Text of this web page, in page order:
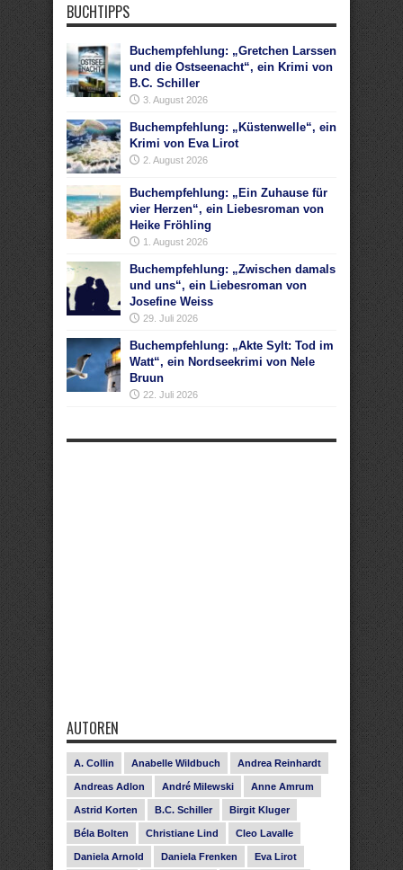
BUCHTIPPS
Buchempfehlung: „Gretchen Larssen
und die Ostseenacht“, ein Krimi von
B.C. Schiller
3. August 2026
Buchempfehlung: „Küstenwelle“, ein
Krimi von Eva Lirot
2. August 2026
Buchempfehlung: „Ein Zuhause für
vier Herzen“, ein Liebesroman von
Heike Fröhling
1. August 2026
Buchempfehlung: „Zwischen damals
und uns“, ein Liebesroman von
Josefine Weiss
29. Juli 2026
Buchempfehlung: „Akte Sylt: Tod im
Watt“, ein Nordseekrimi von Nele
Bruun
22. Juli 2026
AUTOREN
A. Collin Anabelle Wildbuch Andrea Reinhardt
Andreas Adlon André Milewski Anne Amrum
Astrid Korten B.C. Schiller Birgit Kluger
Béla Bolten Christiane Lind Cleo Lavalle
Daniela Arnold Daniela Frenken Eva Lirot